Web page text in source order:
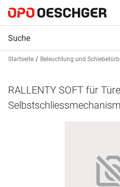
Startseite Beleuchtung und
RALLENTY SOFT für